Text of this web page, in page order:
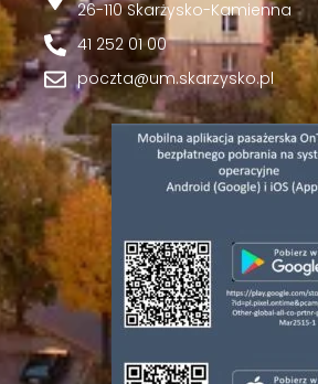
26-110 Skarżysko-Kamienna
41 252 01 00
poczta@um.skarzysko.pl